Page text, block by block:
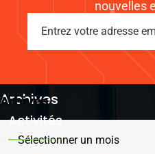
nouvelles
Archives
Arhives
Activités